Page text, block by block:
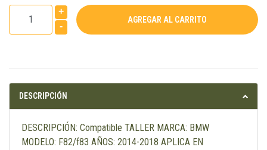
+
-
DESCRIPCIÓN
DESCRIPCIÓN: Compatible TALLER MARCA: BMW
MODELO: F82/f83 AÑOS: 2014-2018 APLICA EN